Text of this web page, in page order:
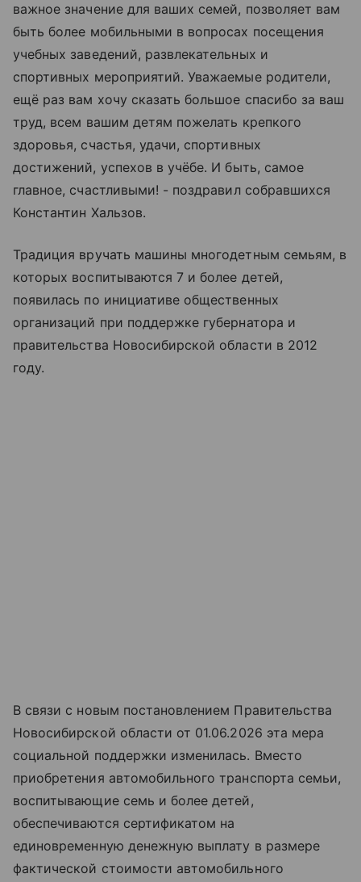
важное значение для ваших семей, позволяет вам
быть более мобильными в вопросах посещения
учебных заведений, развлекательных и
спортивных мероприятий. Уважаемые родители,
ещё раз вам хочу сказать большое спасибо за ваш
труд, всем вашим детям пожелать крепкого
здоровья, счастья, удачи, спортивных
достижений, успехов в учёбе. И быть, самое
главное, счастливыми! - поздравил собравшихся
Константин Хальзов.
Традиция вручать машины многодетным семьям, в
которых воспитываются 7 и более детей,
появилась по инициативе общественных
организаций при поддержке губернатора и
правительства Новосибирской области в 2012
году.
В связи с новым постановлением Правительства
Новосибирской области от 01.06.2026 эта мера
социальной поддержки изменилась. Вместо
приобретения автомобильного транспорта семьи,
воспитывающие семь и более детей,
обеспечиваются сертификатом на
единовременную денежную выплату в размере
фактической стоимости автомобильного